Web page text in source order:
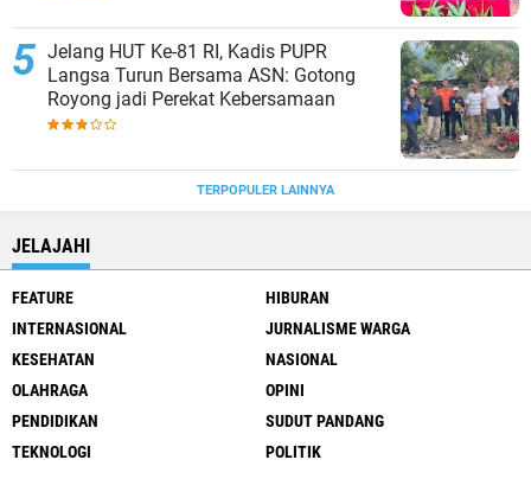
Jelang HUT Ke-81 RI, Kadis PUPR
Langsa Turun Bersama ASN: Gotong
Royong jadi Perekat Kebersamaan
TERPOPULER LAINNYA
JELAJAHI
FEATURE
HIBURAN
INTERNASIONAL
JURNALISME WARGA
KESEHATAN
NASIONAL
OLAHRAGA
OPINI
PENDIDIKAN
SUDUT PANDANG
TEKNOLOGI
POLITIK